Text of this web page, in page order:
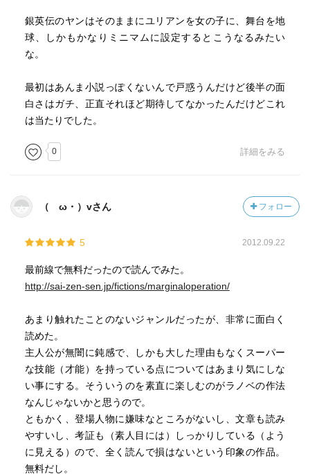
銀英伝のヤンはそのままにユリアンを女の子に、舞台を地
球、しかもかなりミニマムに設定するとこうなるみたい
な。
最初はあんま小説っぽくないんで戸惑うんだけど後半の面
白さはガチ、正直それほど期待してなかったんだけどこれ
は当たりでした。
0 詳細をみる
（ゝω・）vさん フォロー
5 2012.09.22
最前線で無料だったので読んでみた。
http://sai-zen-sen.jp/fictions/marginaloperation/
あまり触れたことのないジャンルだったが、非常に面白く
読めた。
主人公が無闇に鈍感で、しかも大した理由もなくスーパー
な技能（才能）を持っている点についてはあまり気にしな
い事にする。そういうのを素直に楽しむのがラノベの作法
なんじゃないかと思うので。
ともかく、登場人物に嫌味なところがないし、文章も読み
やすいし、考証も（素人目には）しっかりしている（よう
に見える）ので、全く読んで損はないという印象の作品。
無料だし。